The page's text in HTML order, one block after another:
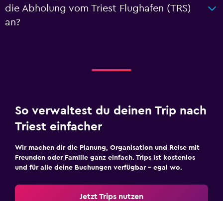
die Abholung vom Triest Flughafen (TRS)
an?
So verwaltest du deinen Trip nach
Triest einfacher
Wir machen dir die Planung, Organisation und Reise mit
Freunden oder Familie ganz einfach. Trips ist kostenlos
und für alle deine Buchungen verfügbar – egal wo.
Jetzt Trips nutzen